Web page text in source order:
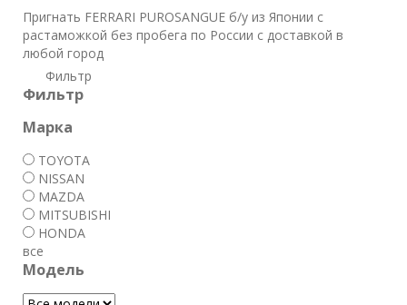
Пригнать FERRARI PUROSANGUE б/у из Японии с
растаможкой без пробега по России с доставкой в
любой город
Фильтр
Фильтр
Марка
TOYOTA
NISSAN
MAZDA
MITSUBISHI
HONDA
все
Модель